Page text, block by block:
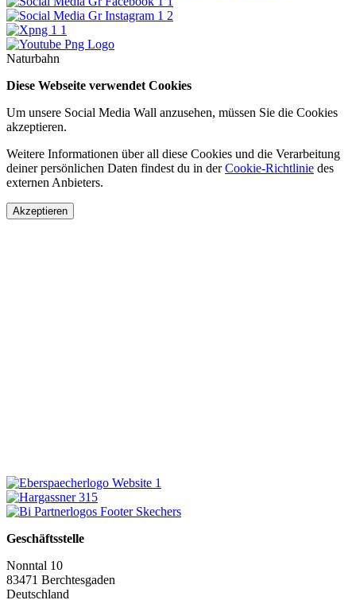
Naturbahn
Diese Webseite verwendet Cookies
Um unsere Social Media Wall anzusehen, müssen Sie die Cookies
akzeptieren.
Weitere Informationen über all diese Cookies und die Verarbeitung
deiner persönlichen Daten findest du in derCookie-Richtlinie des
externen Anbieters.
Akzeptieren
Geschäftsstelle
Nonntal 10
83471 Berchtesgaden
Deutschland